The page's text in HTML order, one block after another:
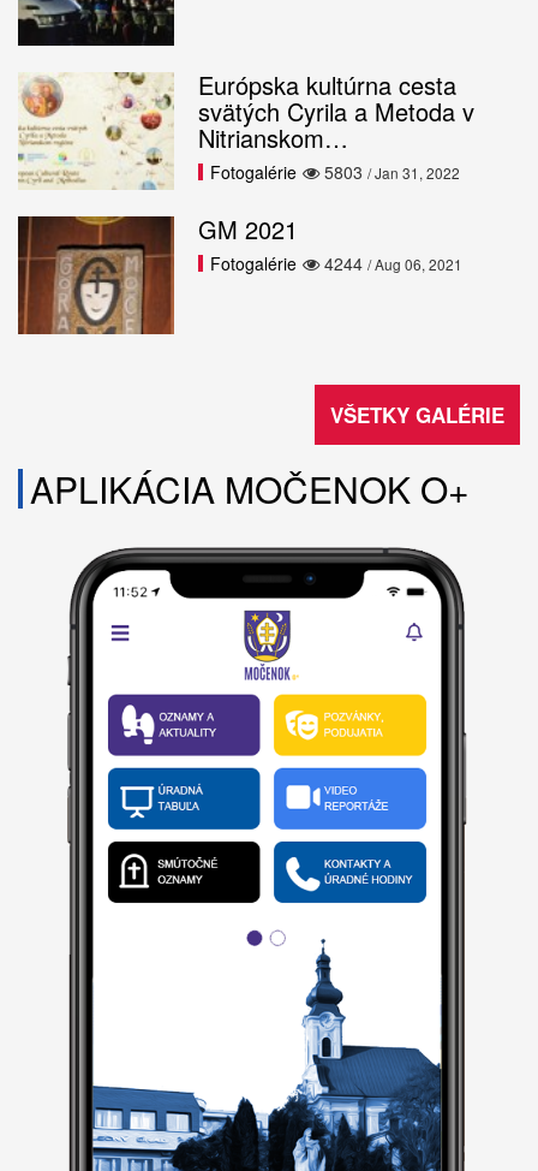
Európska kultúrna cesta
svätých Cyrila a Metoda v
Nitrianskom…
5803
Fotogalérie / Jan 31, 2022
GM 2021
4244
Fotogalérie / Aug 06, 2021
VŠETKY GALÉRIE
APLIKÁCIA MOČENOK O+